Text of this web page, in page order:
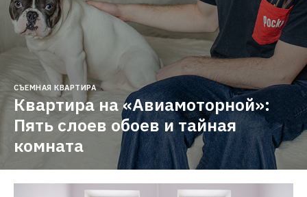
СЪЕМНАЯ КВАРТИРА
Квартира на «Авиамоторной»:
Пять слоев обоев и тайная
комната